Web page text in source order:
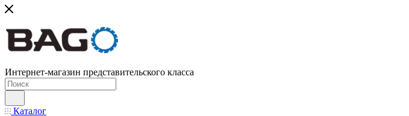
Интернет-магазин представительского класса
Каталог